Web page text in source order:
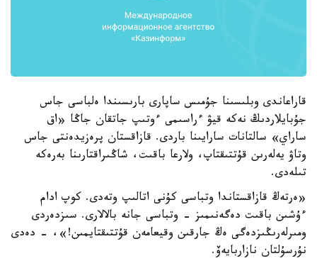
قاراعاندى وبلىسىنا جۇمىس ساپارى بارىسىندا ەلباسى جاس
جۇبايلاردىڭ نەكە قيۋ ءراسىمى ءوتىپ جاتقان جاڭا «اق
ساراي» سالتانات سارايىنا باردى. قازاقستان پرەزيدەنتى جاس
وتاۋ يەلەرىن قۇتتىقتاپ، ولارعا باقىت، شاڭىراقتارىنا بەرەكە
تىلەدى.
«ەرتەڭ قازاقستاندا وتباسى كۇنى اتالىپ وتەدى. كوپ ادام
ءۇشىن باقىت دەگەنىمىز - وتباسى جانە بالالارى. سىزدەردى
ومىرلەرىڭىزدەگى ەڭ جارقىن وقيعامەن قۇتتىقتايمىن!»، - دەدى
نۇرسۇلتان نازاربايەۆ.